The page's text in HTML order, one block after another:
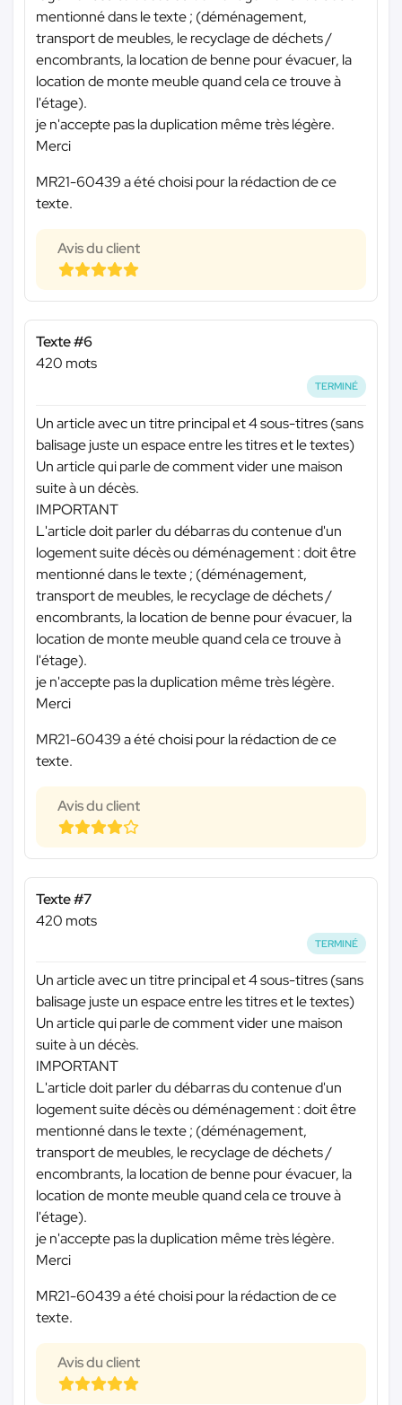
mentionné dans le texte ; (déménagement,
transport de meubles, le recyclage de déchets /
encombrants, la location de benne pour évacuer, la
location de monte meuble quand cela ce trouve à
l'étage).
je n'accepte pas la duplication même très légère.
Merci
MR21-60439 a été choisi pour la rédaction de ce
texte.
Avis du client
Texte #6
420 mots
TERMINÉ
Un article avec un titre principal et 4 sous-titres (sans
balisage juste un espace entre les titres et le textes)
Un article qui parle de comment vider une maison
suite à un décès.
IMPORTANT
L'article doit parler du débarras du contenue d'un
logement suite décès ou déménagement : doit être
mentionné dans le texte ; (déménagement,
transport de meubles, le recyclage de déchets /
encombrants, la location de benne pour évacuer, la
location de monte meuble quand cela ce trouve à
l'étage).
je n'accepte pas la duplication même très légère.
Merci
MR21-60439 a été choisi pour la rédaction de ce
texte.
Avis du client
Texte #7
420 mots
TERMINÉ
Un article avec un titre principal et 4 sous-titres (sans
balisage juste un espace entre les titres et le textes)
Un article qui parle de comment vider une maison
suite à un décès.
IMPORTANT
L'article doit parler du débarras du contenue d'un
logement suite décès ou déménagement : doit être
mentionné dans le texte ; (déménagement,
transport de meubles, le recyclage de déchets /
encombrants, la location de benne pour évacuer, la
location de monte meuble quand cela ce trouve à
l'étage).
je n'accepte pas la duplication même très légère.
Merci
MR21-60439 a été choisi pour la rédaction de ce
texte.
Avis du client